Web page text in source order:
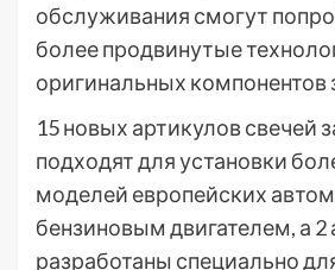
обслуживания смогут
более продвинутые
оригинальных компонентов
15 новых артикулов свечей
подходят для установки
моделей европейских
бензиновым двигателем, а 2
разработаны специально